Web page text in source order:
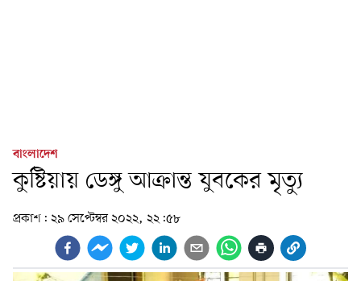
বাংলাদেশ
কুষ্টিয়ায় ডেঙ্গু আক্রান্ত যুবকের মৃত্যু
প্রকাশ: ২৯ সেপ্টেম্বর ২০২২, ২২:৫৮